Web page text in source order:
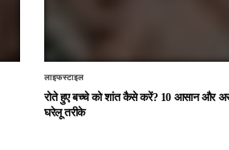
लाइफस्टाइल
रोते हुए बच्चे को शांत कैसे करें? 10 आसान और
घरेलू तरीके